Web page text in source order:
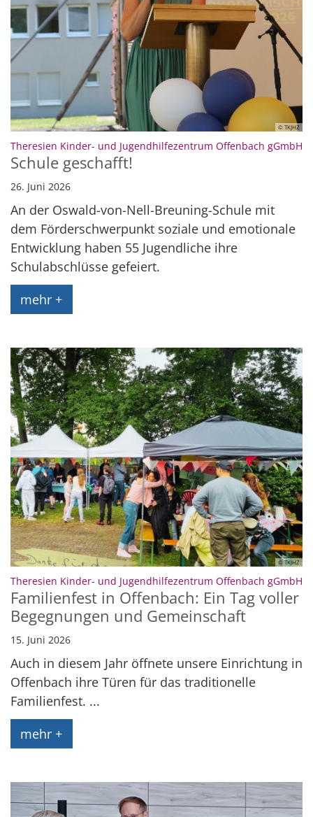
© TKJHZ
Theresien Kinder- und Jugendhilfezentrum Offenbach gGmbH
Schule geschafft!
26. Juni 2026
An der Oswald-von-Nell-Breuning-Schule mit
dem Förderschwerpunkt soziale und emotionale
Entwicklung haben 55 Jugendliche ihre
Schulabschlüsse gefeiert.
mehr +
© TKJHZ
Theresien Kinder- und Jugendhilfezentrum Offenbach gGmbH
Familienfest in Offenbach: Ein Tag voller
Begegnungen und Gemeinschaft
15. Juni 2026
Auch in diesem Jahr öffnete unsere Einrichtung in
Offenbach ihre Türen für das traditionelle
Familienfest. ...
mehr +